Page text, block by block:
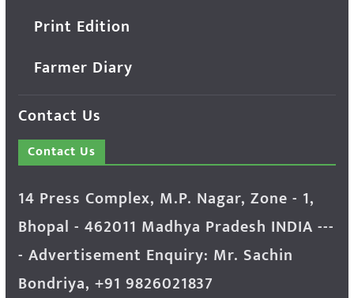
Print Edition
Farmer Diary
Contact Us
Contact Us
14 Press Complex, M.P. Nagar, Zone - 1,
Bhopal - 462011 Madhya Pradesh INDIA ---
- Advertisement Enquiry: Mr. Sachin
Bondriya, +91 9826021837